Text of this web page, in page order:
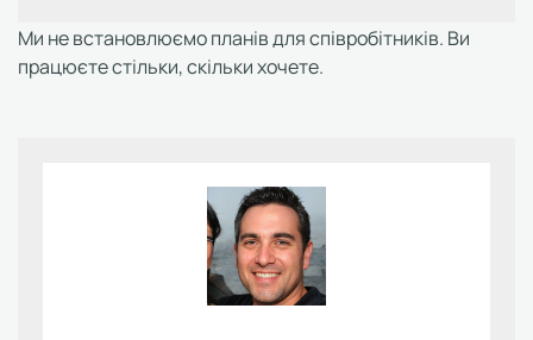
Ми не встановлюємо планів для співробітників. Ви
працюєте стільки, скільки хочете.